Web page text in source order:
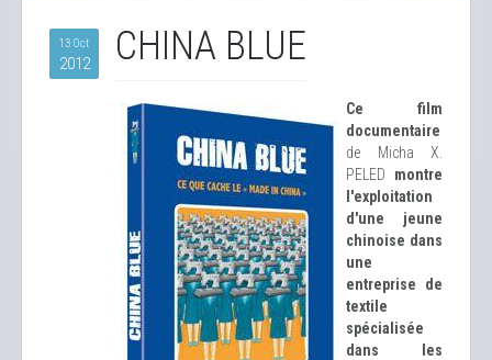
13 Oct
2012 CHINA BLUE
Ce film
documentaire
de Micha X.
PELED montre
l'exploitation
d'une jeune
chinoise dans
une
entreprise de
textile
spécialisée
dans les